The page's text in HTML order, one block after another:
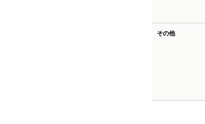
その他